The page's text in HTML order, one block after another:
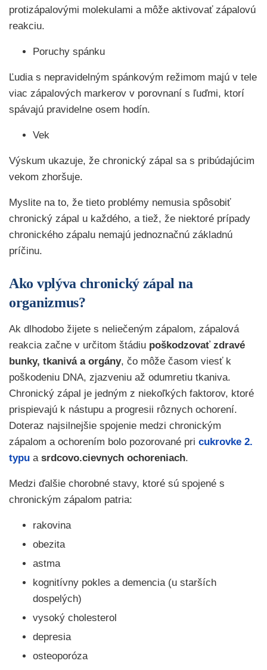
protizápalovými molekulami a môže aktivovať zápalovú
reakciu.
Poruchy spánku
Ľudia s nepravidelným spánkovým režimom majú v tele
viac zápalových markerov v porovnaní s ľuďmi, ktorí
spávajú pravidelne osem hodín.
Vek
Výskum ukazuje, že chronický zápal sa s pribúdajúcim
vekom zhoršuje.
Myslite na to, že tieto problémy nemusia spôsobiť
chronický zápal u každého, a tiež, že niektoré prípady
chronického zápalu nemajú jednoznačnú základnú
príčinu.
Ako vplýva chronický zápal na
organizmus?
Ak dlhodobo žijete s neliečeným zápalom, zápalová
reakcia začne v určitom štádiu poškodzovať zdravé
bunky, tkanivá a orgány, čo môže časom viesť k
poškodeniu DNA, zjazveniu až odumretiu tkaniva.
Chronický zápal je jedným z niekoľkých faktorov, ktoré
prispievajú k nástupu a progresii rôznych ochorení.
Doteraz najsilnejšie spojenie medzi chronickým
zápalom a ochorením bolo pozorované pri cukrovke 2.
typu a srdcovo.cievnych ochoreniach.
Medzi ďalšie chorobné stavy, ktoré sú spojené s
chronickým zápalom patria:
rakovina
obezita
astma
kognitívny pokles a demencia (u starších
dospelých)
vysoký cholesterol
depresia
osteoporóza